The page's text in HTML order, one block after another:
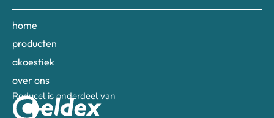
home
producten
akoestiek
over ons
Reducel is onderdeel van